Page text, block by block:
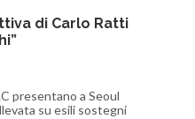
di Carlo Ratti
presentano a Seoul
su esili sostegni